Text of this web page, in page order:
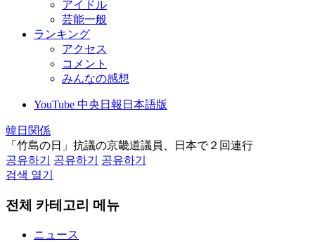
アイドル
芸能一般
ランキング
アクセス
コメント
みんなの感想
YouTube 中央日報日本語版
韓日関係
「竹島の日」抗議の京畿道議員、日本で２回連行
공유하기
공유하기
공유하기
검색 열기
전체 카테고리 메뉴
ニュース